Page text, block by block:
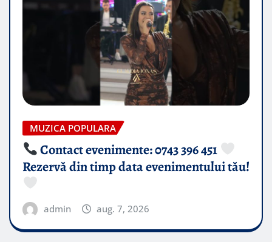
MUZICA POPULARA
Contact evenimente: 0743 396 451
Rezervă din timp data evenimentului tău!
admin aug. 7, 2026